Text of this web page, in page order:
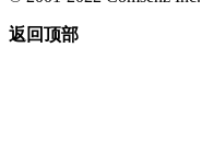
返回顶部